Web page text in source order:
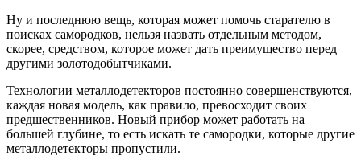
Ну и последнюю вещь, которая может помочь старателю в
поисках самородков, нельзя назвать отдельным методом,
скорее, средством, которое может дать преимущество перед
другими золотодобытчиками.
Технологии металлодетекторов постоянно совершенствуются,
каждая новая модель, как правило, превосходит своих
предшественников. Новый прибор может работать на
большей глубине, то есть искать те самородки, которые другие
металлодетекторы пропустили.